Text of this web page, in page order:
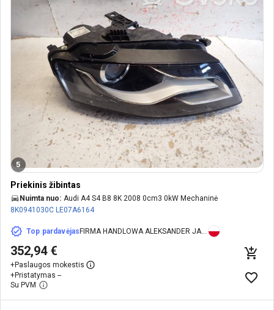
5
Priekinis žibintas
Nuimta nuo: Audi A4 S4 B8 8K 2008 0cm3 0kW Mechaninė
8K0941030C LE07A6164
Top pardavėjas
352,94 €
+Paslaugos mokestis
+Pristatymas --
Su PVM